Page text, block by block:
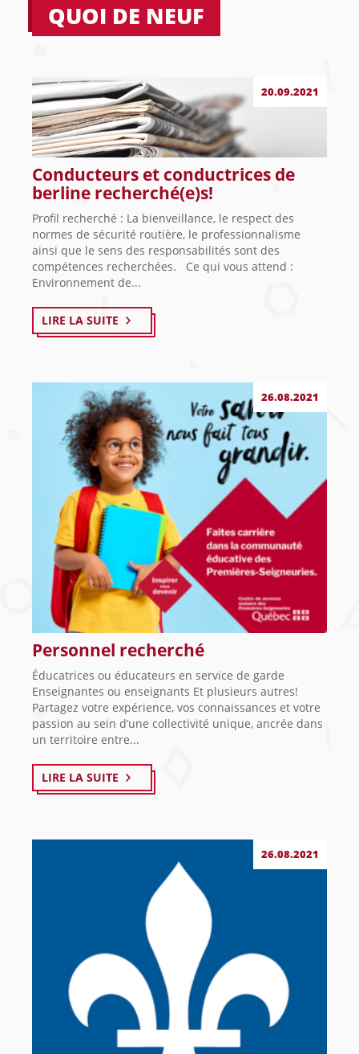
QUOI DE NEUF
20.09.2021
Conducteurs et conductrices de
berline recherché(e)s!
Profil recherché : La bienveillance, le respect des
normes de sécurité routière, le professionnalisme
ainsi que le sens des responsabilités sont des
compétences recherchées. Ce qui vous attend :
Environnement de...
LIRE LA SUITE
26.08.2021
Personnel recherché
Éducatrices ou éducateurs en service de garde
Enseignantes ou enseignants Et plusieurs autres!
Partagez votre expérience, vos connaissances et votre
passion au sein d’une collectivité unique, ancrée dans
un territoire entre...
LIRE LA SUITE
26.08.2021